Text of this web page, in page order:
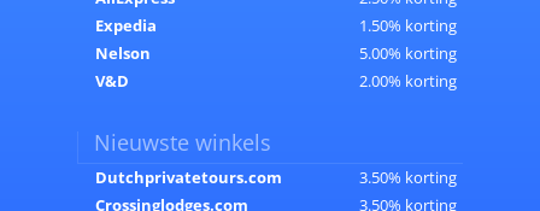
Expedia
1.50% korting
Nelson
5.00% korting
V&D
2.00% korting
Nieuwste winkels
Dutchprivatetours.com
3.50% korting
Crossinglodges.com
3.50% korting